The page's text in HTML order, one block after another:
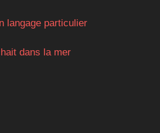
langage particulier
dans la mer